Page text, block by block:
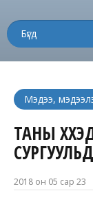
Мэдээ,
ТАНЫ
2018 он 05 сар 23